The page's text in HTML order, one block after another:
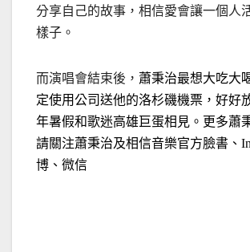
分享自己的故事，相信愛會讓一個人
樣子。
而演唱會結束後， 蕭秉治最想大吃大
定使用公司送他的洛杉磯機票，好好
年暑假和歌迷高雄巨蛋相見。更多蕭
請關注蕭秉治及相信音樂官方臉書、
博、微信